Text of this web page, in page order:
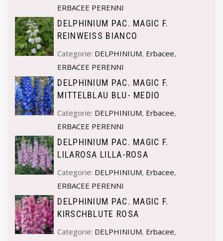
ERBACEE PERENNI
DELPHINIUM PAC. MAGIC F.
REINWEISS BIANCO
Categorie: DELPHINIUM, Erbacee,
ERBACEE PERENNI
DELPHINIUM PAC. MAGIC F.
MITTELBLAU BLU- MEDIO
Categorie: DELPHINIUM, Erbacee,
ERBACEE PERENNI
DELPHINIUM PAC. MAGIC F.
LILAROSA LILLA-ROSA
Categorie: DELPHINIUM, Erbacee,
ERBACEE PERENNI
DELPHINIUM PAC. MAGIC F.
KIRSCHBLUTE ROSA
Categorie: DELPHINIUM, Erbacee,